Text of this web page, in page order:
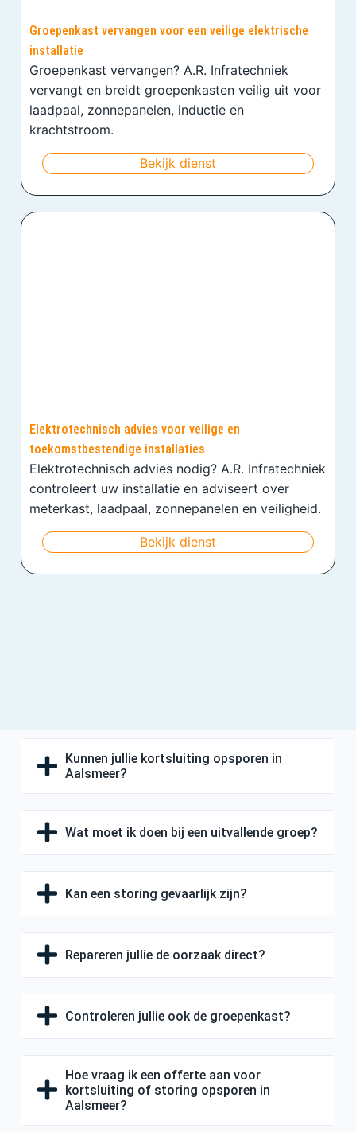
Groepenkast vervangen voor een veilige elektrische
installatie
Groepenkast vervangen? A.R. Infratechniek
vervangt en breidt groepenkasten veilig uit voor
laadpaal, zonnepanelen, inductie en
krachtstroom.
Bekijk dienst
Elektrotechnisch advies voor veilige en
toekomstbestendige installaties
Elektrotechnisch advies nodig? A.R. Infratechniek
controleert uw installatie en adviseert over
meterkast, laadpaal, zonnepanelen en veiligheid.
Bekijk dienst
Kunnen jullie kortsluiting opsporen in
Aalsmeer?
Wat moet ik doen bij een uitvallende groep?
Kan een storing gevaarlijk zijn?
Repareren jullie de oorzaak direct?
Controleren jullie ook de groepenkast?
Hoe vraag ik een offerte aan voor
kortsluiting of storing opsporen in
Aalsmeer?